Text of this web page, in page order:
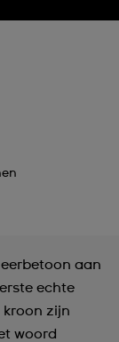
aan
echte
kroon zijn
woord